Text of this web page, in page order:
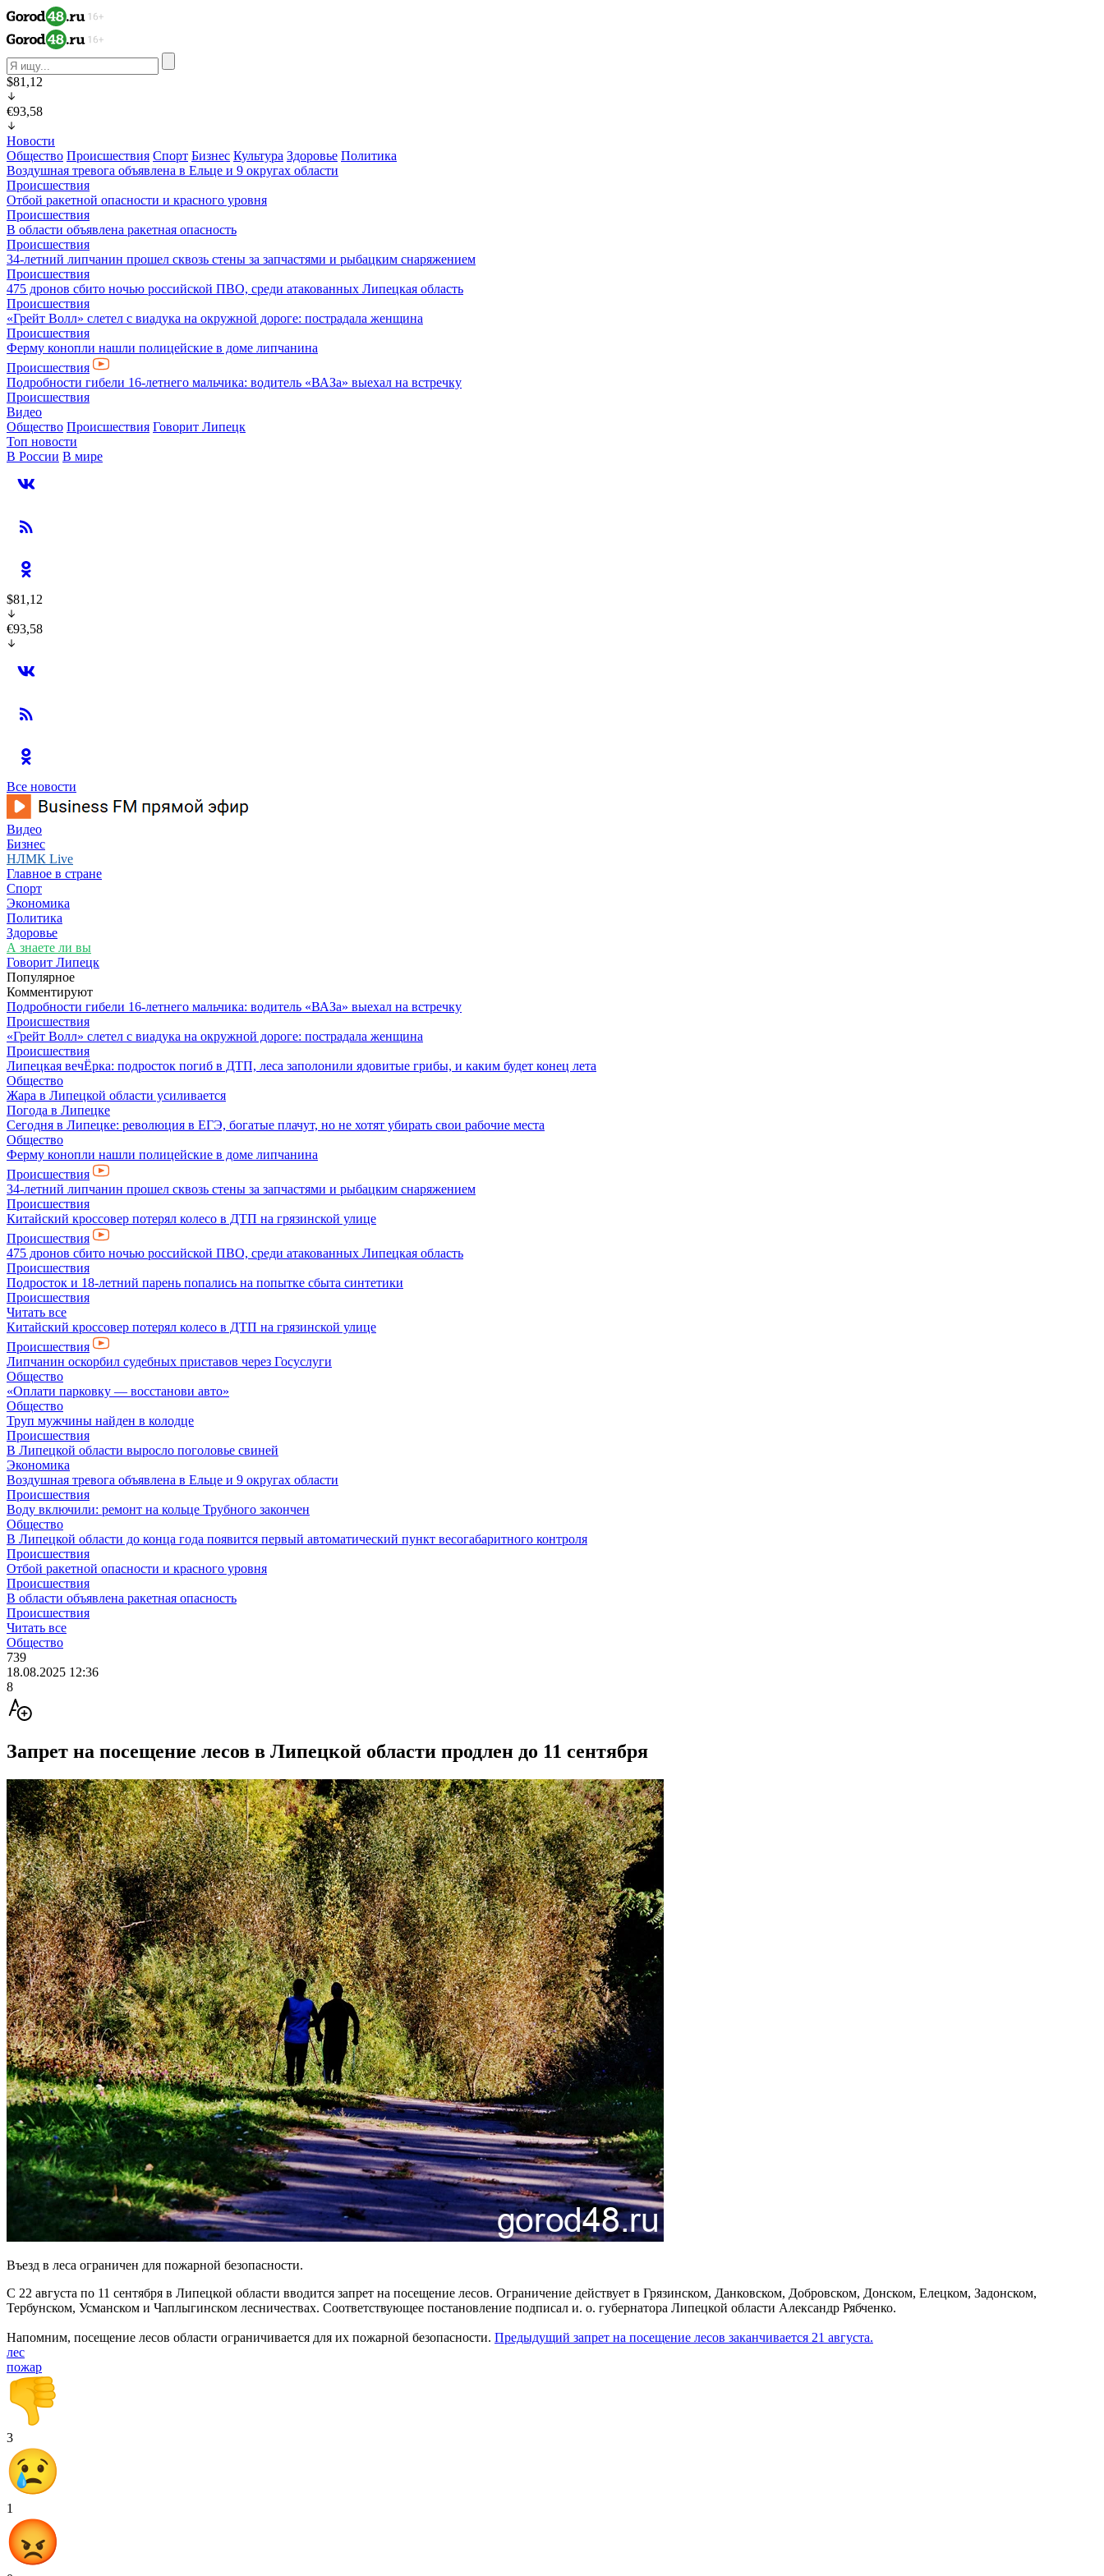
$81,12
€93,58
Новости
Общество Происшествия Спорт Бизнес Культура Здоровье Политика
Воздушная тревога объявлена в Ельце и 9 округах области
Происшествия
Отбой ракетной опасности и красного уровня
Происшествия
В области объявлена ракетная опасность
Происшествия
34-летний липчанин прошел сквозь стены за запчастями и рыбацким снаряжением
Происшествия
475 дронов сбито ночью российской ПВО, среди атакованных Липецкая область
Происшествия
«Грейт Волл» слетел с виадука на окружной дороге: пострадала женщина
Происшествия
Ферму конопли нашли полицейские в доме липчанина
Происшествия
Подробности гибели 16-летнего мальчика: водитель «ВАЗа» выехал на встречку
Происшествия
Видео
Общество Происшествия Говорит Липецк
Топ новости
В России В мире
$81,12
€93,58
Все новости
Видео
Бизнес
НЛМК Live
Главное в стране
Спорт
Экономика
Политика
Здоровье
А знаете ли вы
Говорит Липецк
Популярное
Комментируют
Подробности гибели 16-летнего мальчика: водитель «ВАЗа» выехал на встречку
Происшествия
«Грейт Волл» слетел с виадука на окружной дороге: пострадала женщина
Происшествия
Липецкая вечЁрка: подросток погиб в ДТП, леса заполонили ядовитые грибы, и каким будет конец лета
Общество
Жара в Липецкой области усиливается
Погода в Липецке
Сегодня в Липецке: революция в ЕГЭ, богатые плачут, но не хотят убирать свои рабочие места
Общество
Ферму конопли нашли полицейские в доме липчанина
Происшествия
34-летний липчанин прошел сквозь стены за запчастями и рыбацким снаряжением
Происшествия
Китайский кроссовер потерял колесо в ДТП на грязинской улице
Происшествия
475 дронов сбито ночью российской ПВО, среди атакованных Липецкая область
Происшествия
Подросток и 18-летний парень попались на попытке сбыта синтетики
Происшествия
Читать все
Китайский кроссовер потерял колесо в ДТП на грязинской улице
Происшествия
Липчанин оскорбил судебных приставов через Госуслуги
Общество
«Оплати парковку — восстанови авто»
Общество
Труп мужчины найден в колодце
Происшествия
В Липецкой области выросло поголовье свиней
Экономика
Воздушная тревога объявлена в Ельце и 9 округах области
Происшествия
Воду включили: ремонт на кольце Трубного закончен
Общество
В Липецкой области до конца года появится первый автоматический пункт весогабаритного контроля
Происшествия
Отбой ракетной опасности и красного уровня
Происшествия
В области объявлена ракетная опасность
Происшествия
Читать все
Общество
739
18.08.2025 12:36
8
Запрет на посещение лесов в Липецкой области продлен до 11 сентября
Въезд в леса ограничен для пожарной безопасности.
С 22 августа по 11 сентября в Липецкой области вводится запрет на посещение лесов. Ограничение действует в Грязинском, Данковском, Добровском, Донском, Елецком, Задонском,
Тербунском, Усманском и Чаплыгинском лесничествах. Соответствующее постановление подписал и. о. губернатора Липецкой области Александр Рябченко.
Напомним, посещение лесов области ограничивается для их пожарной безопасности. Предыдущий запрет на посещение лесов заканчивается 21 августа.
лес
пожар
3
1